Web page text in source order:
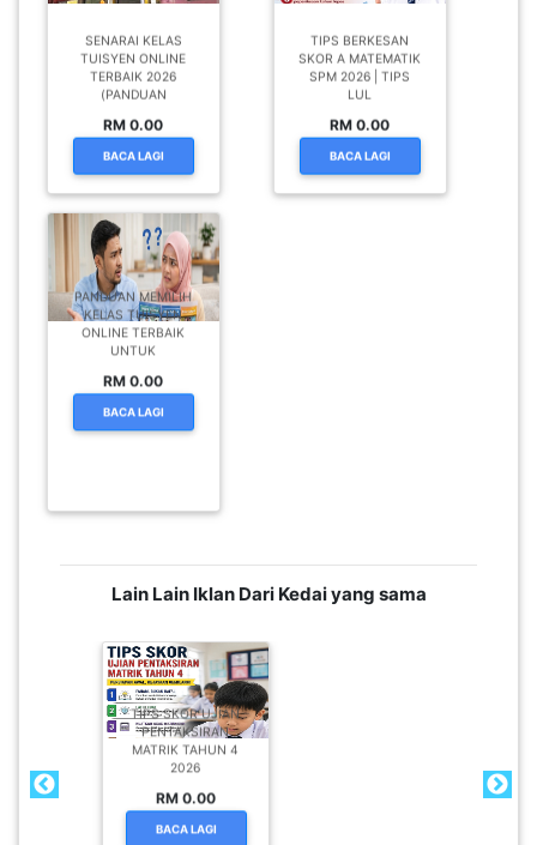
SENARAI KELAS
TUISYEN ONLINE
TERBAIK 2026
(PANDUAN
RM 0.00
BACA LAGI
TIPS BERKESAN
SKOR A MATEMATIK
SPM 2026 | TIPS
LUL
RM 0.00
BACA LAGI
PANDUAN MEMILIH
KELAS TUISYEN
ONLINE TERBAIK
UNTUK
RM 0.00
Lain Lain Iklan Dari Kedai yang sama
TIPS SKOR UJIAN
PENTAKSIRAN
MATRIK TAHUN 4
2026